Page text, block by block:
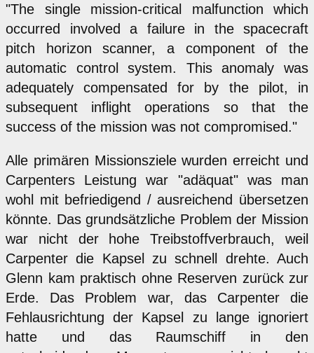
"The single mission-critical malfunction which
occurred involved a failure in the spacecraft
pitch horizon scanner, a component of the
automatic control system. This anomaly was
adequately compensated for by the pilot, in
subsequent inflight operations so that the
success of the mission was not compromised."
Alle primären Missionsziele wurden erreicht und
Carpenters Leistung war "adäquat" was man
wohl mit befriedigend / ausreichend übersetzen
könnte. Das grundsätzliche Problem der Mission
war nicht der hohe Treibstoffverbrauch, weil
Carpenter die Kapsel zu schnell drehte. Auch
Glenn kam praktisch ohne Reserven zurück zur
Erde. Das Problem war, das Carpenter die
Fehlausrichtung der Kapsel zu lange ignoriert
hatte und das Raumschiff in den